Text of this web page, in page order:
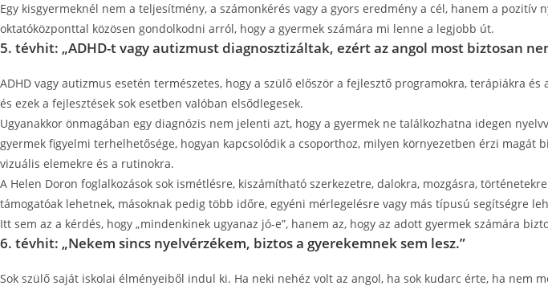
Egy kisgyermeknél nem a teljesítmény, a számonkérés vagy a gyors eredmény a cél, hanem a
oktatóközponttal közösen gondolkodni arról, hogy a gyermek számára mi lenne a legjobb út.
5. tévhit: „ADHD-t vagy autizmust diagnosztizáltak, ezért az angol most biztosan
ADHD vagy autizmus esetén természetes, hogy a szülő először a fejlesztő programokra, terápiákra
és ezek a fejlesztések sok esetben valóban elsődlegesek.
Ugyanakkor önmagában egy diagnózis nem jelenti azt, hogy a gyermek ne találkozhatna idegen
gyermek figyelmi terhelhetősége, hogyan kapcsolódik a csoporthoz, milyen környezetben érzi magát
vizuális elemekre és a rutinokra.
A Helen Doron foglalkozások sok ismétlésre, kiszámítható szerkezetre, dalokra, mozgásra,
támogatóak lehetnek, másoknak pedig több időre, egyéni mérlegelésre vagy más típusú segítségre
Itt sem az a kérdés, hogy „mindenkinek ugyanaz jó-e”, hanem az, hogy az adott gyermek számára
6. tévhit: „Nekem sincs nyelvérzékem, biztos a gyerekemnek sem lesz.”
Sok szülő saját iskolai élményeiből indul ki. Ha neki nehéz volt az angol, ha sok kudarc érte, ha nem